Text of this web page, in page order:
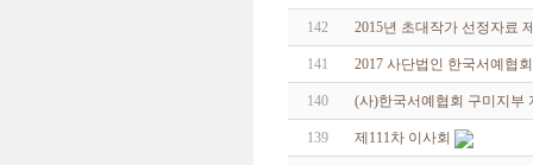
142 2015년 초대작가 선정자료
141 2017 사단법인 한국서예협
140 (사)한국서예협회 구미지부
139 제111차 이사회